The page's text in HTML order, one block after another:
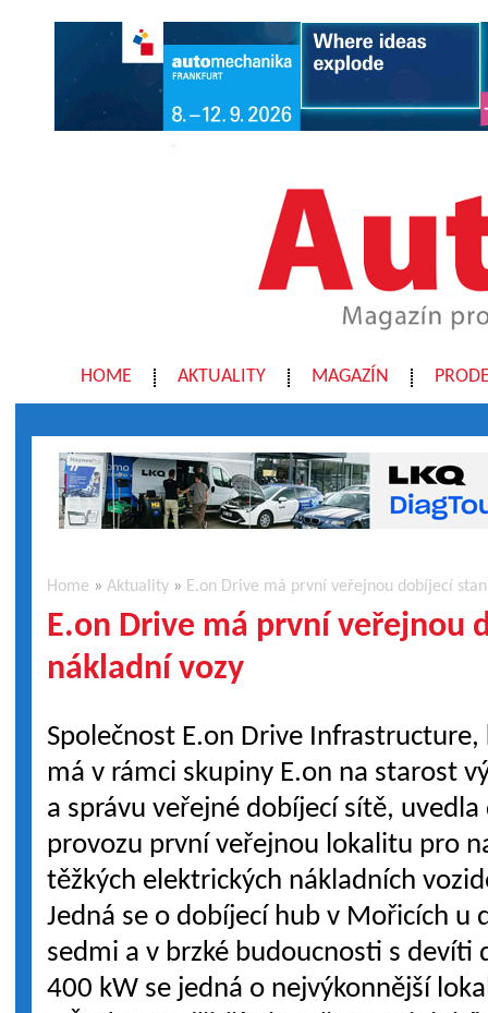
HOME AKTUALITY MAGAZÍN
Home »Aktuality » E.on Drive má první veřejnou dobíjecí
E.on Drive má první veřejnou
nákladní vozy
Společnost E.on Drive Infrastructure,
má v rámci skupiny E.on na starost
a správu veřejné dobíjecí sítě, uvedla
provozu první veřejnou lokalitu pro
těžkých elektrických nákladních
Jedná se o dobíjecí hub v Mořicích u
sedmi a v brzké budoucnosti s devíti
400 kW se jedná o nejvýkonnější